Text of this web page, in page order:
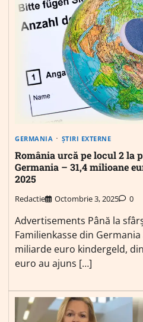
GERMANIA ȘTIRI EXTERNE
România urcă pe locul 2 la
Germania – 31,4 milioane
2025
Redactie Octombrie 3, 2025 0
Advertisements Până la
Familienkasse din
miliarde euro kindergeld,
euro au ajuns […]